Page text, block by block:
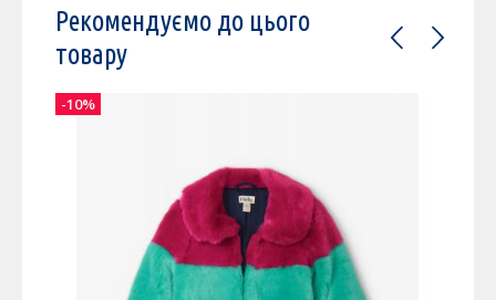
Рекомендуємо до цього
товару
-10%